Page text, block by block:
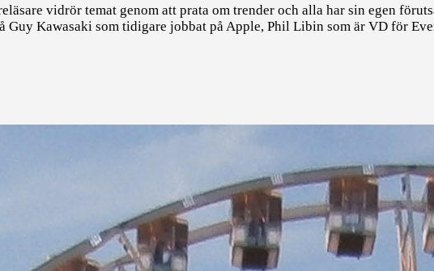
vidrör temat genom att prata om trender och alla har sin egen
Guy Kawasaki som tidigare jobbat på Apple, Phil Libin som är VD för